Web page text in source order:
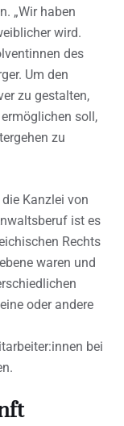
„Wir haben
wird.
des
Um den
zu gestalten,
soll,
zu
Kanzlei von
ist es
Rechts
waren und
oder andere
bei